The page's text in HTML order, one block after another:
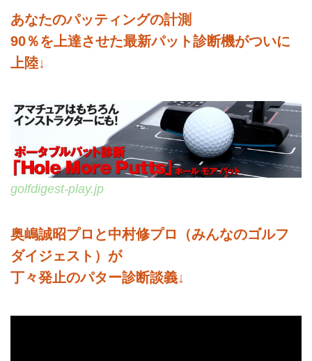
あなたのパッティングの計測
90％を上達させた最新パット診断機がついに
上陸↓
golfdigest-play.jp
奥嶋誠昭プロと中村修プロ（みんなのゴルフ
ダイジェスト）が
丁々発止のパター診断談義↓